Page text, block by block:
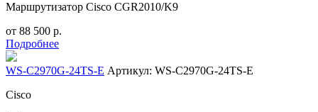
Маршрутизатор Cisco CGR2010/K9
от 88 500 р.
Подробнее
WS-C2970G-24TS-E Артикул: WS-C2970G-24TS-E
Cisco